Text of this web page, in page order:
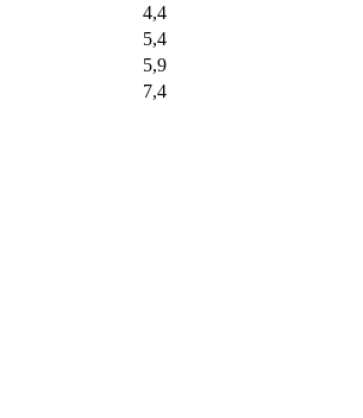
4,4
5,4
5,9
7,4